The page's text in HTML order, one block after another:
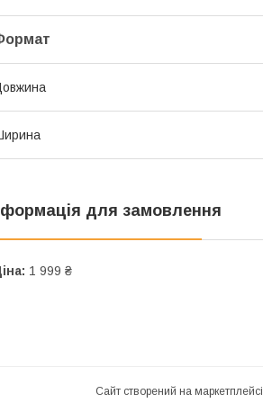
для замовлення
1 999 ₴
Сайт створений на маркетплейсі